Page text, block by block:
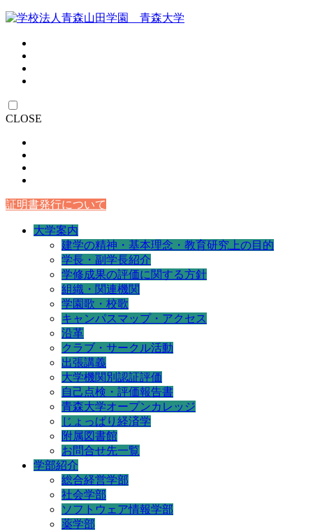
CLOSE
証明書発行について
大学案内
建学の精神・基本理念・教育研究上の目的
学長・副学長紹介
学修成果の評価に関する方針
組織・関連機関
学園歌・校歌
キャンパスマップ・アクセス
沿革
クラブ・サークル活動
出張講義
大学機関別認証評価
自己点検・評価報告書
青森大学オープンカレッジ
じょっぱり経済学
附属図書館
お問合せ先一覧
学部紹介
総合経営学部
社会学部
ソフトウェア情報学部
薬学部